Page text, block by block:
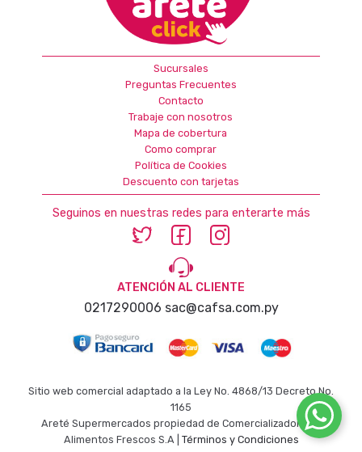
Sucursales
Preguntas Frecuentes
Contacto
Trabaje con nosotros
Mapa de cobertura
Como comprar
Política de Cookies
Descuento con tarjetas
Seguinos en nuestras redes para enterarte más
ATENCIÓN AL CLIENTE
0217290006 sac@cafsa.com.py
Sitio web comercial adaptado a la Ley No. 4868/13 Decreto No.
1165
Areté Supermercados propiedad de Comercializadora de
Alimentos Frescos S.A | Términos y Condiciones